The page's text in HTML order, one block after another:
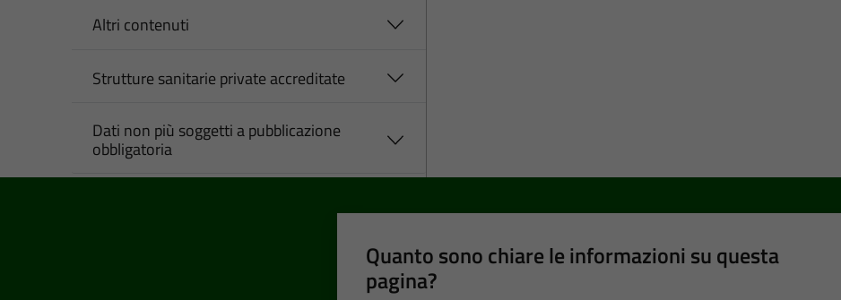
Altri contenuti
Strutture sanitarie private accreditate
Dati non più soggetti a pubblicazione
obbligatoria
Quanto sono chiare le informazioni su questa
pagina?